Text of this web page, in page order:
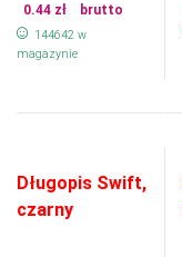
0.44 zł brutto
144642 w
magazynie
Długopis Swift,
czarny